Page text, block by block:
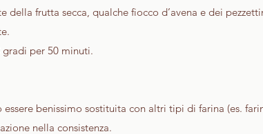
frutta secca, qualche fiocco d’avena e dei
per 50 minuti.
benissimo sostituita con altri tipi di farina (es.
nella consistenza.